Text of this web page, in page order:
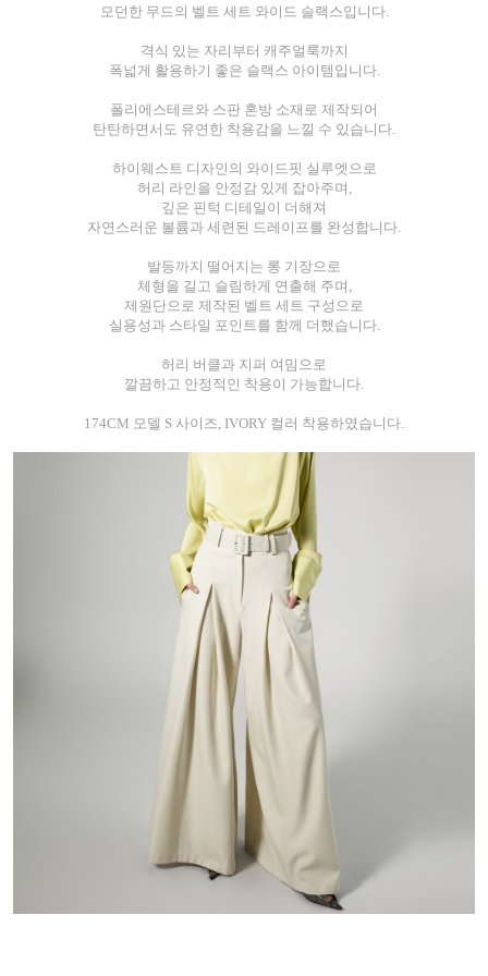
모던한 무드의 벨트 세트 와이드 슬랙스입니다.
격식 있는 자리부터 캐주얼룩까지
폭넓게 활용하기 좋은 슬랙스 아이템입니다.
폴리에스테르와 스판 혼방 소재로 제작되어
탄탄하면서도 유연한 착용감을 느낄 수 있습니다.
하이웨스트 디자인의 와이드핏 실루엣으로
허리 라인을 안정감 있게 잡아주며,
깊은 핀턱 디테일이 더해져
자연스러운 볼륨과 세련된 드레이프를 완성합니다.
발등까지 떨어지는 롱 기장으로
체형을 길고 슬림하게 연출해 주며,
제원단으로 제작된 벨트 세트 구성으로
실용성과 스타일 포인트를 함께 더했습니다.
허리 버클과 지퍼 여밈으로
깔끔하고 안정적인 착용이 가능합니다.
174CM 모델 S 사이즈, IVORY 컬러 착용하였습니다.